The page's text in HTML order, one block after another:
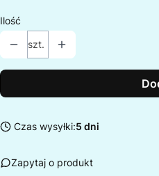
Ilość
szt.
Czas wysyłki:5 dni
Zapytaj o produkt